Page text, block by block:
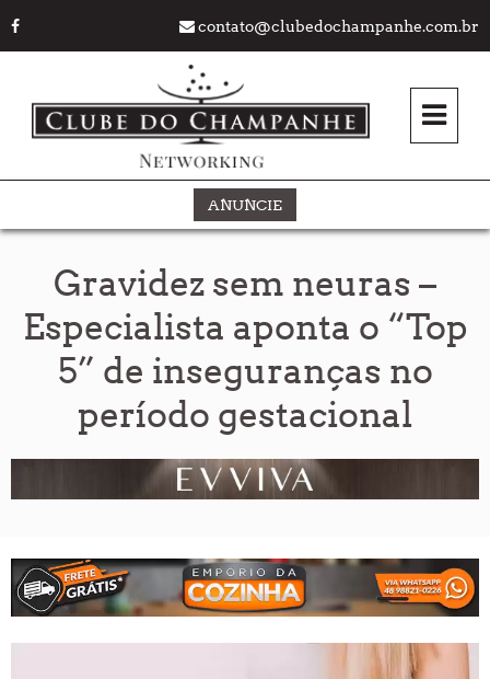
contato@clubedochampanhe.com.br
ANUNCIE
Gravidez sem neuras –
Especialista aponta o “Top
5” de inseguranças no
período gestacional